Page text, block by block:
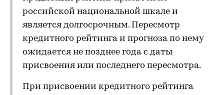
российской национальной шкале и
является долгосрочным. Пересмотр
кредитного рейтинга и прогноза по нему
ожидается не позднее года с даты
присвоения или последнего пересмотра.
При присвоении кредитного рейтинга